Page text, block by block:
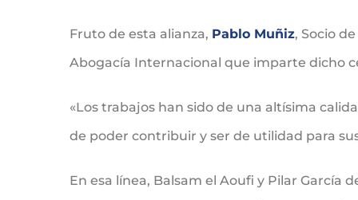
Fruto de esta alianza, Pablo Muñiz, Socio
Abogacía Internacional que imparte dicho
«Los trabajos han sido de una altísima
de poder contribuir y ser de utilidad para
En esa línea, Balsam el Aoufi y Pilar García